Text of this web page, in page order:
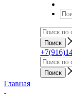
Главная
-